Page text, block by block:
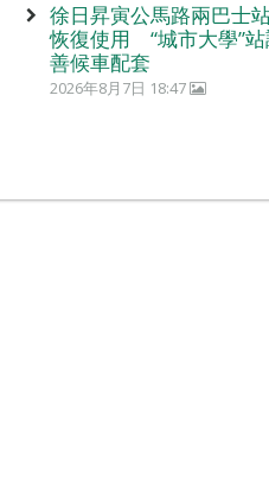
徐日昇寅公馬路兩巴士
恢復使用 “城市大學”
善候車配套
2026年8月7日 18:47